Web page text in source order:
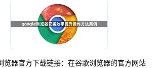
览器官方下载链接：在谷歌浏览器的官方网站